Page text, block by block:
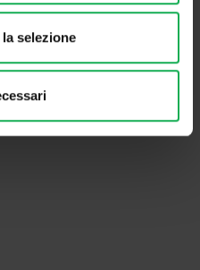
selezione
dalle 8 alle 16h (CET)